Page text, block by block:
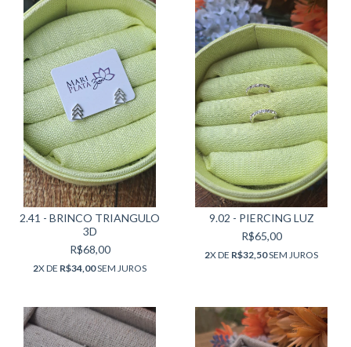
2.41 - BRINCO TRIANGULO
3D
R$68,00
2X DE R$34,00SEM JUROS
9.02 - PIERCING LUZ
R$65,00
2X DE R$32,50SEM JUROS